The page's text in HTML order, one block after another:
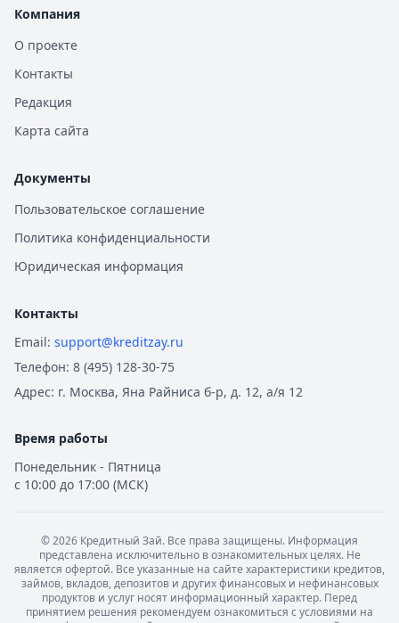
Компания
О проекте
Контакты
Редакция
Карта сайта
Документы
Пользовательское соглашение
Политика конфиденциальности
Юридическая информация
Контакты
Email: support@kreditzay.ru
Телефон: 8 (495) 128-30-75
Адрес: г. Москва, Яна Райниса б-р, д. 12, а/я 12
Время работы
Понедельник - Пятница
с 10:00 до 17:00 (МСК)
©2026 Кредитный Зай. Все права защищены. Информация
представлена исключительно в ознакомительных целях. Не
является офертой. Все указанные на сайте характеристики кредитов,
займов, вкладов, депозитов и других финансовых и нефинансовых
продуктов и услуг носят информационный характер. Перед
принятием решения рекомендуем ознакомиться с условиями на